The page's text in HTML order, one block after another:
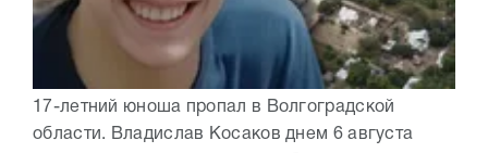
17-летний юноша пропал в Волгоградской
области. Владислав Косаков днем 6 августа